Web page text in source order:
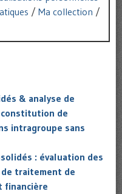
/ Ma collection /
& analyse de
de
intragroupe sans
: évaluation des
traitement de
financière